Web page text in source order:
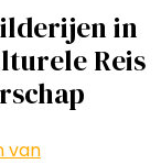
in
Reis
van